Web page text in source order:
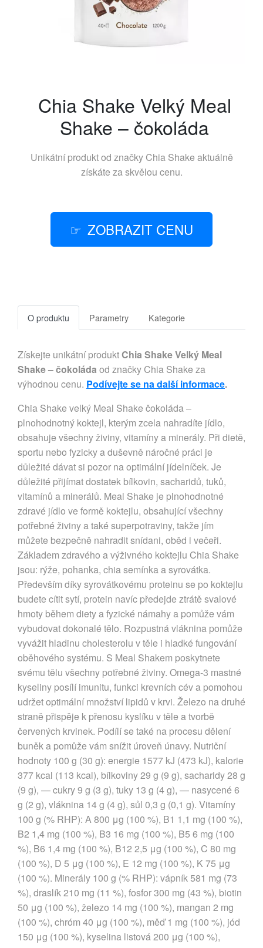
Chia Shake Velký Meal
Shake – čokoláda
Unikátní produkt od značky Chia Shake aktuálně
získáte za skvělou cenu.
ZOBRAZIT CENU
O produktu Parametry Kategorie
Získejte unikátní produktChia Shake Velký Meal
Shake – čokoláda od značky Chia Shake za
výhodnou cenu. Podívejte se na další informace.
Chia Shake velký Meal Shake čokoláda –
plnohodnotný koktejl, kterým zcela nahradíte jídlo,
obsahuje všechny živiny, vitamíny a minerály. Při dietě,
sportu nebo fyzicky a duševně náročné práci je
důležité dávat si pozor na optimální jídelníček. Je
důležité přijímat dostatek bílkovin, sacharidů, tuků,
vitamínů a minerálů. Meal Shake je plnohodnotné
zdravé jídlo ve formě koktejlu, obsahující všechny
potřebné živiny a také superpotraviny, takže jím
můžete bezpečně nahradit snídani, oběd i večeři.
Základem zdravého a výživného koktejlu Chia Shake
jsou: rýže, pohanka, chia semínka a syrovátka.
Především díky syrovátkovému proteinu se po koktejlu
budete cítit sytí, protein navíc předejde ztrátě svalové
hmoty během diety a fyzické námahy a pomůže vám
vybudovat dokonalé tělo. Rozpustná vláknina pomůže
vyvážit hladinu cholesterolu v těle i hladké fungování
oběhového systému. S Meal Shakem poskytnete
svému tělu všechny potřebné živiny. Omega-3 mastné
kyseliny posílí imunitu, funkci krevních cév a pomohou
udržet optimální množství lipidů v krvi. Železo na druhé
straně přispěje k přenosu kyslíku v těle a tvorbě
červených krvinek. Podílí se také na procesu dělení
buněk a pomůže vám snížit úroveň únavy. Nutriční
hodnoty 100 g (30 g): energie 1577 kJ (473 kJ), kalorie
377 kcal (113 kcal), bílkoviny 29 g (9 g), sacharidy 28 g
(9 g), — cukry 9 g (3 g), tuky 13 g (4 g), — nasycené 6
g (2 g), vláknina 14 g (4 g), sůl 0,3 g (0,1 g). Vitamíny
100 g (% RHP): A 800 μg (100 %), B1 1,1 mg (100 %),
B2 1,4 mg (100 %), B3 16 mg (100 %), B5 6 mg (100
%), B6 1,4 mg (100 %), B12 2,5 μg (100 %), C 80 mg
(100 %), D 5 μg (100 %), E 12 mg (100 %), K 75 μg
(100 %). Minerály 100 g (% RHP): vápník 581 mg (73
%), draslík 210 mg (11 %), fosfor 300 mg (43 %), biotin
50 μg (100 %), železo 14 mg (100 %), mangan 2 mg
(100 %), chróm 40 μg (100 %), měď 1 mg (100 %), jód
150 μg (100 %), kyselina listová 200 μg (100 %),